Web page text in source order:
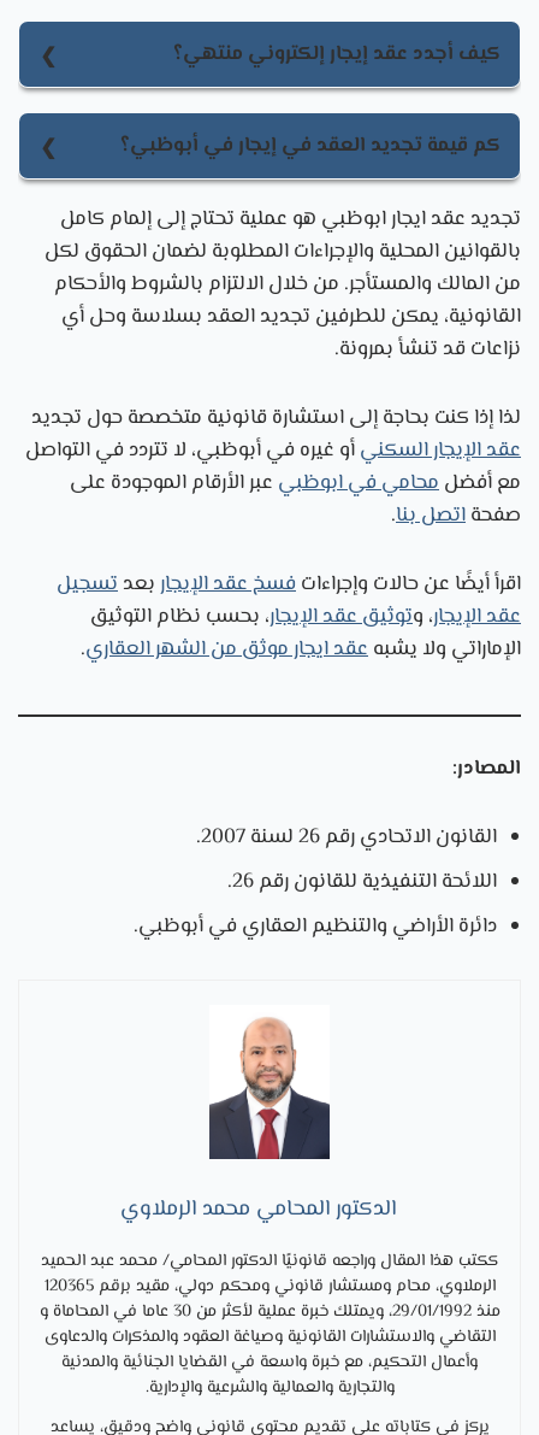
كيف أجدد عقد إيجار إلكتروني منتهي؟
لتجديد عقد إيجار إلكتروني منتهي في أبوظبي، يمكنك
زيارة منصة دائرة الأراضي والتنظيم العقاري أو استخدام
التطبيق الرسمي. اختر العقار المستأجر، وافق على شروط
المعتمدة لتوثيق العقد.
كم قيمة تجديد العقد في إيجار في أبوظبي؟
تتراوح قيمة تجديد العقد في إيجار في أبوظبي بناءً على
قيمة الإيجار ومدة العقد. عادةً، يتم تحديد الرسوم وفقًا
للنظام العقاري المعتمد في دائرة الأراضي، وعادة ما
تكون نسبة من قيمة الإيجار السنوي.
تجديد عقد ايجار ابوظبي هو عملية تحتاج إلى إلمام كامل
بالقوانين المحلية والإجراءات المطلوبة لضمان الحقوق لكل
من المالك والمستأجر. من خلال الالتزام بالشروط والأحكام
القانونية، يمكن للطرفين تجديد العقد بسلاسة وحل أي
نزاعات قد تنشأ بمرونة.
لذا إذا كنت بحاجة إلى استشارة قانونية متخصصة حول تجديد
عقد الإيجار السكنيأو غيره في أبوظبي، لا تتردد في التواصل
مع أفضلمحامي في ابوظبي عبر الأرقام الموجودة على
صفحةاتصل بنا.
اقرأ أيضًا عن حالات وإجراءاتفسخ عقد الإيجار بعدتسجيل
عقد الإيجار، وتوثيق عقد الإيجار، بحسب نظام التوثيق
الإماراتي ولا يشبهعقد ايجار موثق من الشهر العقاري.
المصادر:
القانون الاتحادي رقم 26 لسنة 2007.
اللائحة التنفيذية للقانون رقم 26.
دائرة الأراضي والتنظيم العقاري في أبوظبي.
الدكتور المحامي محمد الرملاوي
ككتب هذا المقال وراجعه قانونيًا الدكتور المحامي/ محمد عبد الحميد
الرملاوي، محام ومستشار قانوني ومحكم دولي، مقيد برقم 120365
منذ 29/01/1992، ويمتلك خبرة عملية لأكثر من 30 عاما في المحاماة و
التقاضي والاستشارات القانونية وصياغة العقود والمذكرات والدعاوى
وأعمال التحكيم، مع خبرة واسعة في القضايا الجنائية والمدنية
والتجارية والعمالية والشرعية والإدارية.
يركز في كتاباته على تقديم محتوى قانوني واضح ودقيق، يساعد